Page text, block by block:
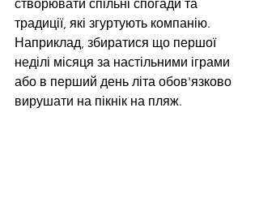
створювати спільні спогади та
традиції, які згуртують компанію.
Наприклад, збиратися що першої
неділі місяця за настільними іграми
або в перший день літа обов'язково
вирушати на пікнік на пляж.